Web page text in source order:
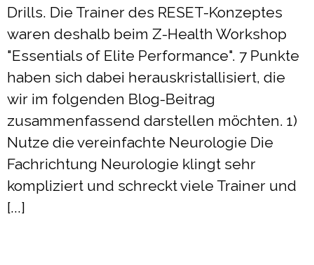
Drills. Die Trainer des RESET-Konzeptes
waren deshalb beim Z-Health Workshop
"Essentials of Elite Performance". 7 Punkte
haben sich dabei herauskristallisiert, die
wir im folgenden Blog-Beitrag
zusammenfassend darstellen möchten. 1)
Nutze die vereinfachte Neurologie Die
Fachrichtung Neurologie klingt sehr
kompliziert und schreckt viele Trainer und
[...]